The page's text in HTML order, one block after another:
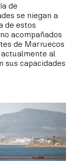
de
se niegan a
de estos
acompañados
de Marruecos
al
sus capacidades